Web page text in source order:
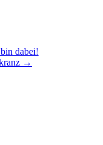
dabei!
→